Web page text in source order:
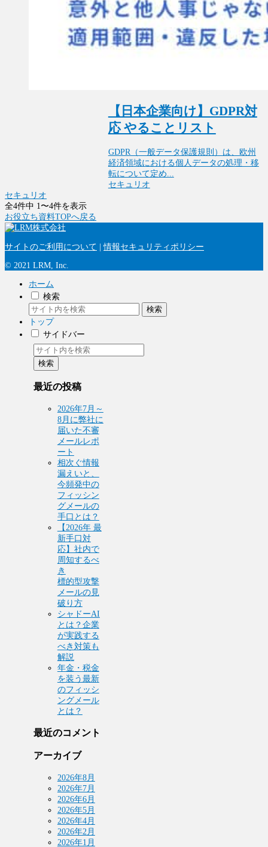
【日本企業向け】GDPR対
応 やることリスト
GDPR（一般データ保護規則）は、欧州
経済領域における個人データの処理・移
転について定め...
セキュリオ
セキュリオ
全4件中 1〜4件を表示
お役立ち資料TOPへ戻る
サイトのご利用について |情報セキュリティポリシー
© 2021 LRM, Inc.
ホーム
検索
検索
トップ
サイドバー
検索
最近の投稿
2026年7月～
8月に弊社に
届いた不審
メールレポ
ート
相次ぐ情報
漏えいと、
今頻発中の
フィッシン
グメールの
手口とは？
【2026年 最
新手口対
応】社内で
周知するべ
き
標的型攻撃
メールの見
破り方
シャドーAI
とは？企業
が実践する
べき対策も
解説
年金・税金
を装う最新
のフィッシ
ングメール
とは？
最近のコメント
アーカイブ
2026年8月
2026年7月
2026年6月
2026年5月
2026年4月
2026年2月
2026年1月